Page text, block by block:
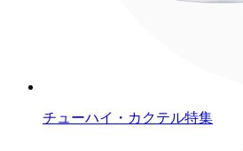
チューハイ・カクテル特集